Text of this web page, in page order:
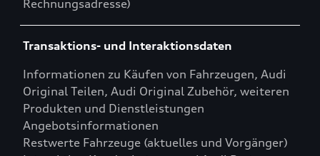
Rechnungsadresse)
Transaktions- und Interaktionsdaten
Informationen zu Käufen von Fahrzeugen, Audi
Original Teilen, Audi Original Zubehör, weiteren
Produkten und Dienstleistungen
Angebotsinformationen
Restwerte Fahrzeuge (aktuelles und Vorgänger)